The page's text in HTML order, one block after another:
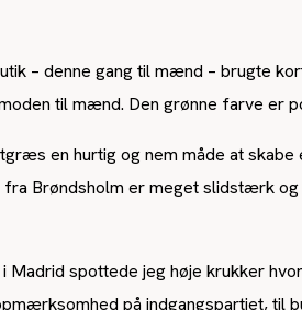
– denne gang til mænd – brugte
til mænd. Den grønne farve er
en hurtig og nem måde at
Brøndsholm er meget slidstærk
Madrid spottede jeg høje krukker
på indgangspartiet, til